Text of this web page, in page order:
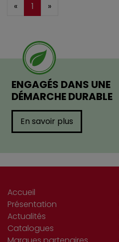
« 1 »
ENGAGÉS DANS UNE
DÉMARCHE DURABLE
En savoir plus
Accueil
Présentation
Actualités
Catalogues